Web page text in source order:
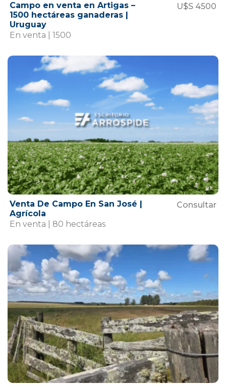
Campo en venta en Artigas –
1500 hectáreas ganaderas |
Uruguay
U$S 4500
En venta | 1500
Venta De Campo En San José |
Agrícola
Consultar
En venta | 80 hectáreas